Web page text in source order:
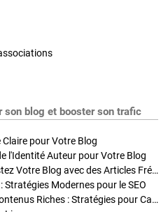
son blog et booster son trafic
pour Votre Blog
l'Identité Auteur pour Votre Blog
Stratégies de Publication : Boostez Votre Blog avec des Articles Fréquents et Exclusifs
Stratégies Modernes pour le SEO
Enrichir Vos Articles avec des Contenus Riches : Stratégies pour Captiver et Optimiser